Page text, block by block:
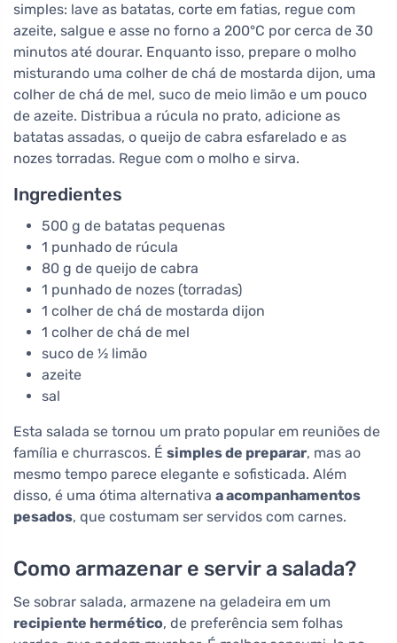
simples: lave as batatas, corte em fatias, regue com
azeite, salgue e asse no forno a 200°C por cerca de 30
minutos até dourar. Enquanto isso, prepare o molho
misturando uma colher de chá de mostarda dijon, uma
colher de chá de mel, suco de meio limão e um pouco
de azeite. Distribua a rúcula no prato, adicione as
batatas assadas, o queijo de cabra esfarelado e as
nozes torradas. Regue com o molho e sirva.
Ingredientes
500 g de batatas pequenas
1 punhado de rúcula
80 g de queijo de cabra
1 punhado de nozes (torradas)
1 colher de chá de mostarda dijon
1 colher de chá de mel
suco de ½ limão
azeite
sal
Esta salada se tornou um prato popular em reuniões de
família e churrascos. É simples de preparar, mas ao
mesmo tempo parece elegante e sofisticada. Além
disso, é uma ótima alternativa a acompanhamentos
pesados, que costumam ser servidos com carnes.
Como armazenar e servir a salada?
Se sobrar salada, armazene na geladeira em um
recipiente hermético, de preferência sem folhas